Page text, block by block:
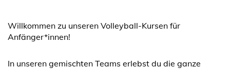
Willkommen zu unseren Volleyball-Kursen für
Anfänger*innen!
In unseren gemischten Teams erlebst du die ganze